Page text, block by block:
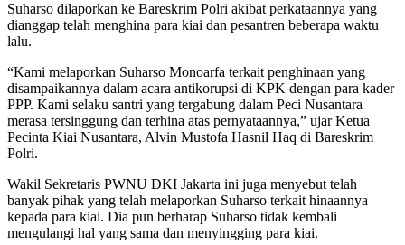
Suharso dilaporkan ke Bareskrim Polri akibat perkataannya yang
dianggap telah menghina para kiai dan pesantren beberapa waktu
lalu.
“Kami melaporkan Suharso Monoarfa terkait penghinaan yang
disampaikannya dalam acara antikorupsi di KPK dengan para kader
PPP. Kami selaku santri yang tergabung dalam Peci Nusantara
merasa tersinggung dan terhina atas pernyataannya,” ujar Ketua
Pecinta Kiai Nusantara, Alvin Mustofa Hasnil Haq di Bareskrim
Polri.
Wakil Sekretaris PWNU DKI Jakarta ini juga menyebut telah
banyak pihak yang telah melaporkan Suharso terkait hinaannya
kepada para kiai. Dia pun berharap Suharso tidak kembali
mengulangi hal yang sama dan menyingging para kiai.